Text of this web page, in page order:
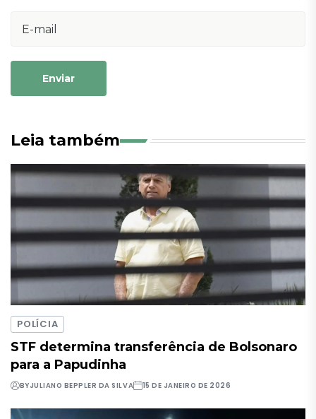
Enviar
Leia também
POLÍCIA
STF determina transferência de Bolsonaro
para a Papudinha
BYJULIANO BEPPLER DA SILVA 15 DE JANEIRO DE 2026